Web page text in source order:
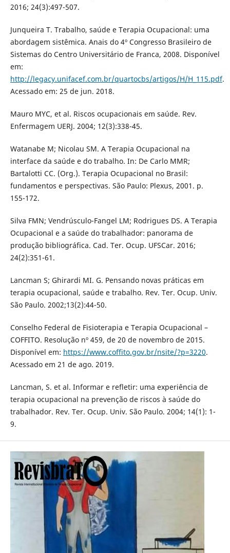
2016; 24(3):497-507.
Junqueira T. Trabalho, saúde e Terapia Ocupacional: uma
abordagem sistêmica. Anais do 4º Congresso Brasileiro de
Sistemas do Centro Universitário de Franca, 2008. Disponível
em:
http://legacy.unifacef.com.br/quartocbs/artigos/H/H_115.pdf.
Acessado em: 25 de jun. 2018.
Mauro MYC, et al. Riscos ocupacionais em saúde. Rev.
Enfermagem UERJ. 2004; 12(3):338-45.
Watanabe M; Nicolau SM. A Terapia Ocupacional na
interface da saúde e do trabalho. In: De Carlo MMR;
Bartalotti CC. (Org.). Terapia Ocupacional no Brasil:
fundamentos e perspectivas. São Paulo: Plexus, 2001. p.
155-172.
Silva FMN; Vendrúsculo-Fangel LM; Rodrigues DS. A Terapia
Ocupacional e a saúde do trabalhador: panorama de
produção bibliográfica. Cad. Ter. Ocup. UFSCar. 2016;
24(2):351-61.
Lancman S; Ghirardi MI. G. Pensando novas práticas em
terapia ocupacional, saúde e trabalho. Rev. Ter. Ocup. Univ.
São Paulo. 2002;13(2):44-50.
Conselho Federal de Fisioterapia e Terapia Ocupacional –
COFFITO. Resolução nº 459, de 20 de novembro de 2015.
Disponível em: https://www.coffito.gov.br/nsite/?p=3220.
Acessado em 21 de ago. 2019.
Lancman, S. et al. Informar e refletir: uma experiência de
terapia ocupacional na prevenção de riscos à saúde do
trabalhador. Rev. Ter. Ocup. Univ. São Paulo. 2004; 14(1): 1-
9.